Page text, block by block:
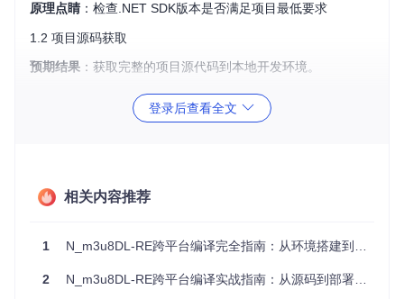
原理点睛：检查.NET SDK版本是否满足项目最低要求
1.2 项目源码获取
预期结果 ：获取完整的项目源代码到本地开发环境。
原理点睛：克隆代码仓库并进入项目根目录
🔧配置命令：
登录后查看全文
相关内容推荐
1 N_m3u8DL-RE跨平台编译完全指南：从环境搭建到性能优化
2 N_m3u8DL-RE跨平台编译实战指南：从源码到部署全流程解析